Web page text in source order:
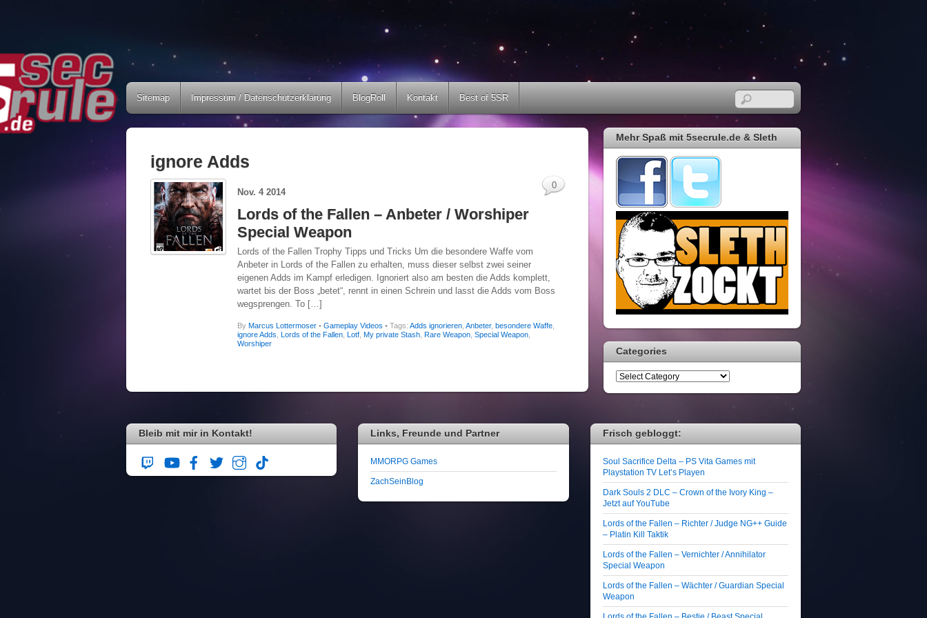
Sitemap Impressum / Datenschutzerklärung BlogRoll Kontakt Best of 5SR
ignore Adds
Nov. 4 2014
Lords of the Fallen – Anbeter / Worshiper
Special Weapon
Lords of the Fallen Trophy Tipps und Tricks Um die besondere Waffe vom
Anbeter in Lords of the Fallen zu erhalten, muss dieser selbst zwei seiner
eigenen Adds im Kampf erledigen. Ignoriert also am besten die Adds komplett,
wartet bis der Boss „betet“, rennt in einen Schrein und lasst die Adds vom Boss
wegsprengen. To […]
By Marcus Lottermoser • Gameplay Videos
0
• Tags: Adds ignorieren Anbeter, besondere Waffe
ignore Adds Lords of the Fallen Lotf My private Stash Rare Weapon Special Weapon
Worshiper
Mehr Spaß mit 5secrule.de & Sleth
Categories
Bleib mit mir in Kontakt! Links, Freunde und Partner
MMORPG Games
ZachSeinBlog
Frisch gebloggt:
Soul Sacrifice Delta – PS Vita Games mit
Playstation TV Let’s Playen
Dark Souls 2 DLC – Crown of the Ivory King –
Jetzt auf YouTube
Lords of the Fallen – Richter / Judge NG++ Guide
– Platin Kill Taktik
Lords of the Fallen – Vernichter / Annihilator
Special Weapon
Lords of the Fallen – Wächter / Guardian Special
Weapon